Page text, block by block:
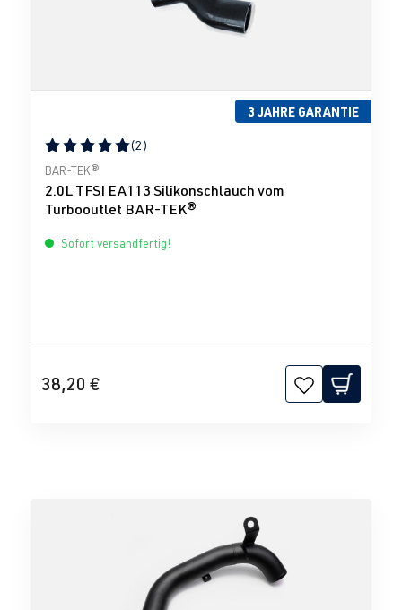
3 JAHRE GARANTIE
Durchschnittliche Bewertung von 5 von 5 Sternen
(2)
BAR-TEK®
2.0L TFSI EA113 Silikonschlauch vom
Turbooutlet BAR-TEK®
Sofort versandfertig!
38,20 €